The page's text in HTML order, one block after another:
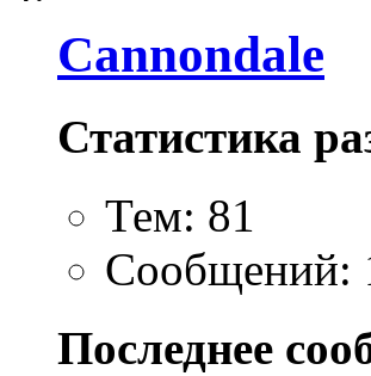
Cannondale
Статистика
Тем: 81
Сообщений:
Последнее